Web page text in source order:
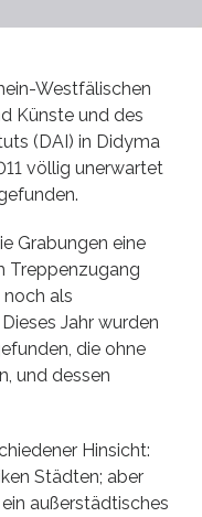
Westfälischen
Künste und des
(DAI) in Didyma
völlig unerwartet
Grabungen eine
Treppenzugang
als
Jahr wurden
die ohne
und dessen
Hinsicht:
Städten; aber
außerstädtisches